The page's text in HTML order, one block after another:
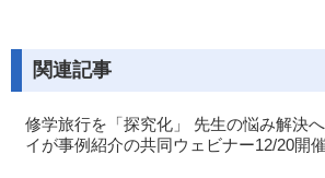
関連記事
修学旅行を「探究化」 先生の悩み解決
イが事例紹介の共同ウェビナー12/20開催